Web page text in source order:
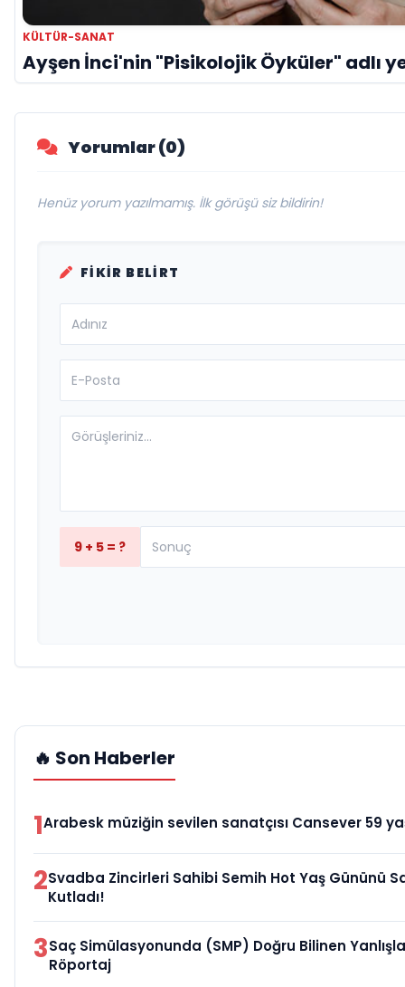
KÜLTÜR-SANAT
Ayşen İnci'nin "Pisikolojik Öyküler" adlı
Yorumlar (0)
Henüz yorum yazılmamış. İlk görüşü siz bildirin!
FIKIR BELIRT
9 + 5 = ?
🔥 Son Haberler
1Arabesk müziğin sevilen sanatçısı Cansever 59
2Svadba Zincirleri Sahibi Semih Hot Yaş Gününü
Kutladı!
3Saç Simülasyonunda (SMP) Doğru Bilinen
Röportaj